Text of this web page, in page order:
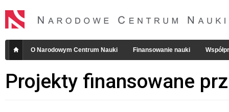
O Narodowym Centrum Nauki Finansowanie nauki
Projekty finansowane